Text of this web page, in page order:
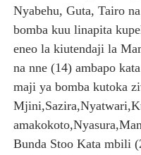
Nyabehu, Guta, Tairo
bomba kuu linapita
eneo la kiutendaji la
na nne (14) ambapo
maji ya bomba kutoka
Bunda Stoo Kata mbili